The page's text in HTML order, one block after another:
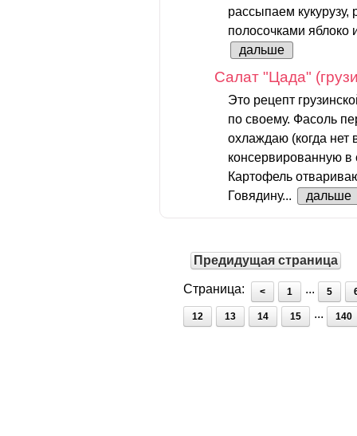
рассыпаем
полосочками яблоко
дальше
Салат "Цада"
Это рецепт
по своему. Фасоль
охлаждаю (когда нет
консервированную в
Картофель
Говядину...
дальше
Предидущая страница
Страница: < 1 ... 5
12 13 14 15 ... 140